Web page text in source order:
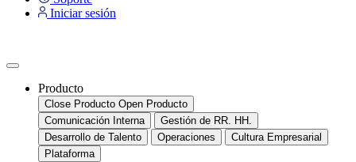
Iniciar sesión
Producto
Close Producto Open Producto
Comunicación Interna
Gestión de RR. HH.
Desarrollo de Talento
Operaciones
Cultura Empresarial
Plataforma